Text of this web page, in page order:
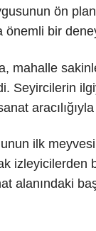
ön
önemli bir
mahalle
Seyircilerin
aracılığıyla
ilk meyvesi
izleyicilerden
alanındaki